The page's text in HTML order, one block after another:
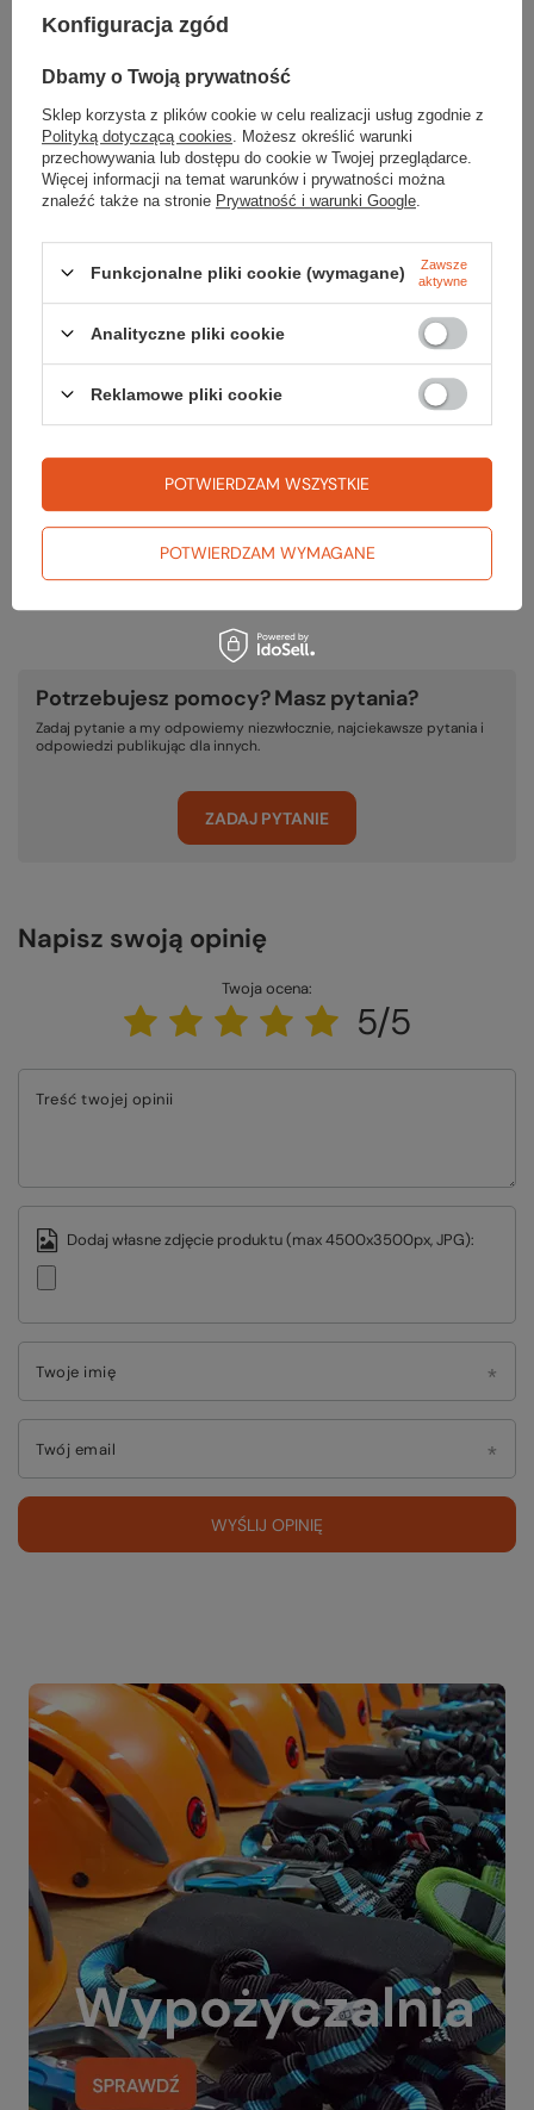
Koszulka RIX PRINT T-SHIRT MEN z ochroną UV
159,99 zł
Koszulka RIX SPORTS SLEEVELESS MEN
59,99 zł
Najniższa cena z 30 dni przed obniżką:69,99 zł
Gwarancja
RĘKOJMIA 24 M-CE
Na sprzedawane produkty udzielana jest 24-miesięczna rękojmia na
podstawie ustawy z dnia 30 maja 2014r. o prawach konsumenta.
PODMIOT ODPOWIEDZIALNY ZA TEN PRODUKT NA TERENIE UE
Jack Wolfskin Ausrüstung für Draussen GmbH & Co. KGaA Więcej
Potrzebujesz pomocy? Masz pytania?
Zadaj pytanie a my odpowiemy niezwłocznie, najciekawsze pytania i
odpowiedzi publikując dla innych.
ZADAJ PYTANIE
Napisz swoją opinię
Twoja ocena:
5/5
Treść twojej opinii
Dodaj własne zdjęcie produktu (max 4500x3500px, JPG):
Twoje imię
Twój email
WYŚLIJ OPINIĘ
Konfiguracja zgód
Dbamy o Twoją prywatność
Sklep korzysta z plików cookie w celu realizacji usług zgodnie z
Polityką dotyczącą cookies . Możesz określić warunki
przechowywania lub dostępu do cookie w Twojej przeglądarce.
Więcej informacji na temat warunków i prywatności można
znaleźć także na stronie Prywatność i warunki Google
Funkcjonalne pliki cookie (wymagane)
Zawsze
aktywne
Analityczne pliki cookie
Reklamowe pliki cookie
POTWIERDZAM WYMAGANE
POTWIERDZAM WSZYSTKIE